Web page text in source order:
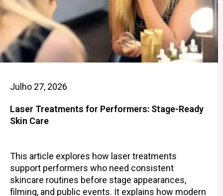
Julho 27, 2026
Laser Treatments for Performers: Stage-Ready
Skin Care
This article explores how laser treatments
support performers who need consistent
skincare routines before stage appearances,
filming, and public events. It explains how modern